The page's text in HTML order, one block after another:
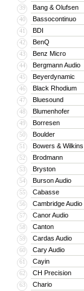
39 Bang & Olufsen
40 Bassocontinuo
41 BDI
42 BenQ
43 Benz Micro
44 Bergmann Audio
45 Beyerdynamic
46 Black Rhodium
47 Bluesound
48 Blumenhofer
49 Borresen
50 Boulder
51 Bowers & Wilkins
52 Brodmann
53 Bryston
54 Burson Audio
55 Cabasse
56 Cambridge Audio
57 Canor Audio
58 Canton
59 Cardas Audio
60 Cary Audio
61 Cayin
62 CH Precision
63 Chario